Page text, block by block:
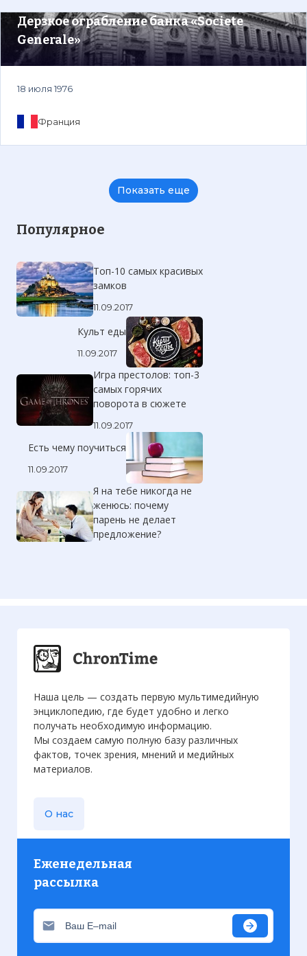
Дерзкое ограбление банка «Societe
Generale»
18 июля 1976
Франция
Показать еще
Популярное
Топ-10 самых красивых
замков
11.09.2017
Культ еды
11.09.2017
Игра престолов: топ-3
самых горячих
поворота в сюжете
11.09.2017
Есть чему поучиться
11.09.2017
Я на тебе никогда не
женюсь: почему
парень не делает
предложение?
Наша цель — создать первую мультимедийную
энциклопедию, где будет удобно и легко
получать необходимую информацию.
Мы создаем самую полную базу различных
фактов, точек зрения, мнений и медийных
материалов.
О нас
Еженедельная
рассылка